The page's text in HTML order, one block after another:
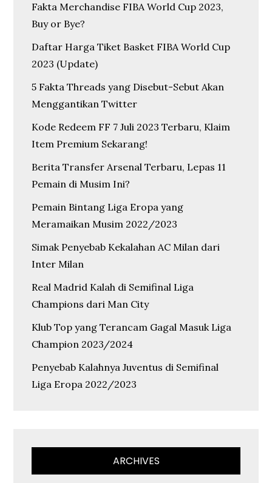
Fakta Merchandise FIBA World Cup 2023,
Buy or Bye?
Daftar Harga Tiket Basket FIBA World Cup
2023 (Update)
5 Fakta Threads yang Disebut-Sebut Akan
Menggantikan Twitter
Kode Redeem FF 7 Juli 2023 Terbaru, Klaim
Item Premium Sekarang!
Berita Transfer Arsenal Terbaru, Lepas 11
Pemain di Musim Ini?
Pemain Bintang Liga Eropa yang
Meramaikan Musim 2022/2023
Simak Penyebab Kekalahan AC Milan dari
Inter Milan
Real Madrid Kalah di Semifinal Liga
Champions dari Man City
Klub Top yang Terancam Gagal Masuk Liga
Champion 2023/2024
Penyebab Kalahnya Juventus di Semifinal
Liga Eropa 2022/2023
ARCHIVES